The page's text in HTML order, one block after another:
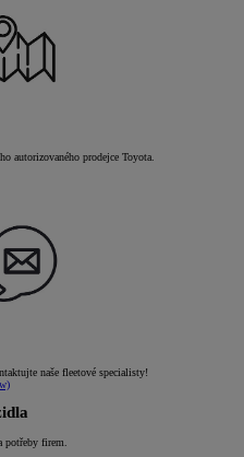
autorizovaného prodejce Toyota.
naše fleetové specialisty!
potřeby firem.